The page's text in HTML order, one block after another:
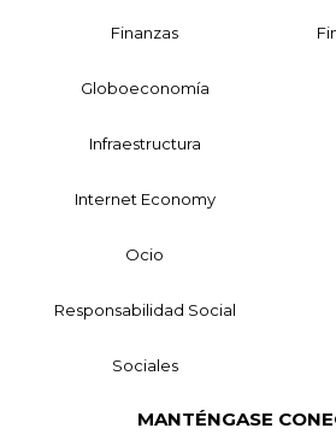
Finanzas
Globoeconomía
Infraestructura
Internet Economy
Ocio
Responsabilidad Social
Sociales
MANTÉNGASE